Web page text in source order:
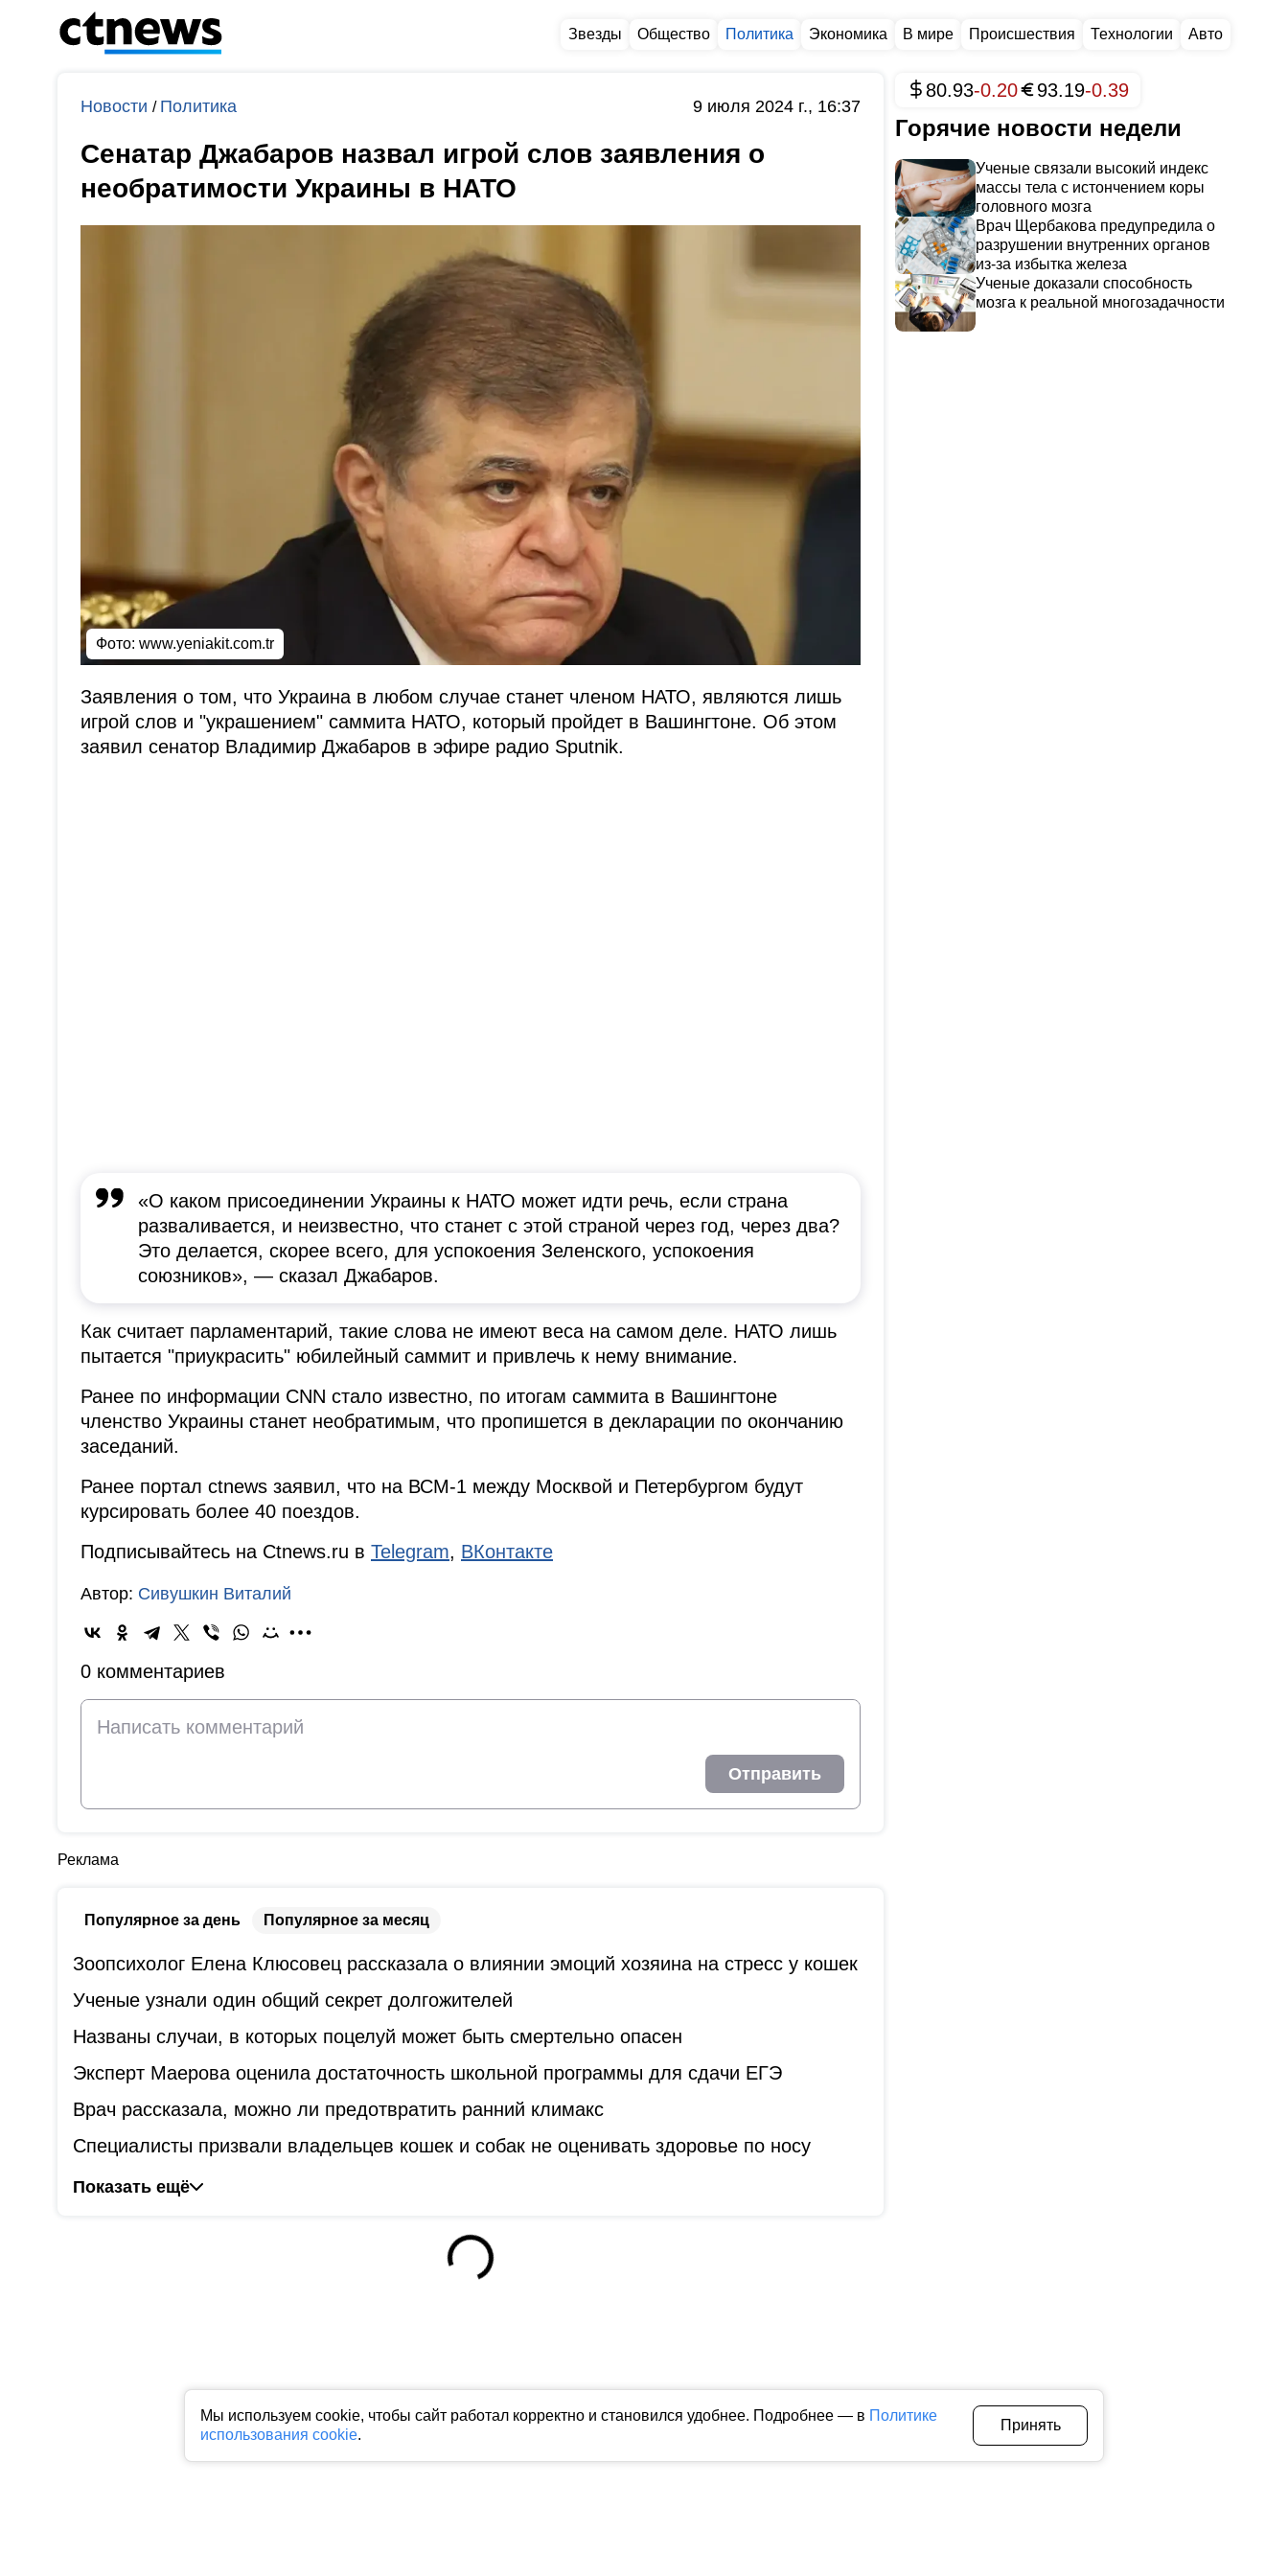
Мы используем cookie, чтобы сайт работал корректно и становился удобнее. Подробнее — в Политике
использования cookie.
Принять
Звезды Общество Политика Экономика В мире Происшествия Технологии Авто
Новости / Политика 9 июля 2024 г., 16:37
Сенатар Джабаров назвал игрой слов заявления о
необратимости Украины в НАТО
Фото: www.yeniakit.com.tr
Заявления о том, что Украина в любом случае станет членом НАТО, являются лишь
игрой слов и "украшением" саммита НАТО, который пройдет в Вашингтоне. Об этом
заявил сенатор Владимир Джабаров в эфире радио Sputnik.
«О каком присоединении Украины к НАТО может идти речь, если страна
разваливается, и неизвестно, что станет с этой страной через год, через два?
Это делается, скорее всего, для успокоения Зеленского, успокоения
союзников», — сказал Джабаров.
Как считает парламентарий, такие слова не имеют веса на самом деле. НАТО лишь
пытается "приукрасить" юбилейный саммит и привлечь к нему внимание.
Ранее по информации CNN стало известно, по итогам саммита в Вашингтоне
членство Украины станет необратимым, что пропишется в декларации по окончанию
заседаний.
Ранее портал ctnews заявил, что на ВСМ-1 между Москвой и Петербургом будут
курсировать более 40 поездов.
Подписывайтесь на Ctnews.ru в Telegram, ВКонтакте
Автор: Сивушкин Виталий
0 комментариев
Отправить
Реклама
Популярное за день Популярное за месяц
Зоопсихолог Елена Клюсовец рассказала о влиянии эмоций хозяина на стресс у кошек
Ученые узнали один общий секрет долгожителей
Названы случаи, в которых поцелуй может быть смертельно опасен
Эксперт Маерова оценила достаточность школьной программы для сдачи ЕГЭ
Врач рассказала, можно ли предотвратить ранний климакс
Специалисты призвали владельцев кошек и собак не оценивать здоровье по носу
Показать ещё
80.93-0.20 93.19-0.39
Горячие новости недели
Ученые связали высокий индекс
массы тела с истончением коры
головного мозга
Врач Щербакова предупредила о
разрушении внутренних органов
из-за избытка железа
Ученые доказали способность
мозга к реальной многозадачности